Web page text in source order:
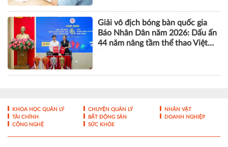
Giải vô địch bóng bàn quốc gia
Báo Nhân Dân năm 2026: Dấu ấn
44 năm nâng tầm thể thao Việt
KHOA HỌC QUẢN LÝ CHUYỆN QUẢN LÝ
NHÂN VẬT
TÀI CHÍNH
BẤT ĐỘNG SẢN
DOANH NGHIỆP
CÔNG NGHỆ
SỨC KHỎE